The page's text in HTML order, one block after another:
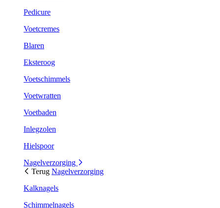
Pedicure
Voetcremes
Blaren
Eksteroog
Voetschimmels
Voetwratten
Voetbaden
Inlegzolen
Hielspoor
Nagelverzorging
Terug Nagelverzorging
Kalknagels
Schimmelnagels